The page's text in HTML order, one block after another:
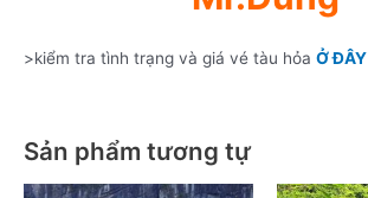
>kiểm tra tình trạng và giá vé tàu hỏa Ở ĐÂY
Sản phẩm tương tự